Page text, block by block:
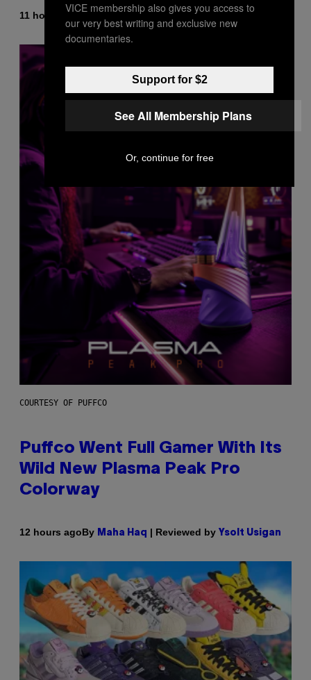
11 hours agoBy Dan Milam
COURTESY OF PUFFCO
Puffco Went Full Gamer With Its
Wild New Plasma Peak Pro
Colorway
12 hours agoBy Maha Haq | Reviewed by Ysolt Usigan
VICE membership also gives you access to
our very best writing and exclusive new
documentaries.
Support for $2
See All Membership Plans
Or, continue for free